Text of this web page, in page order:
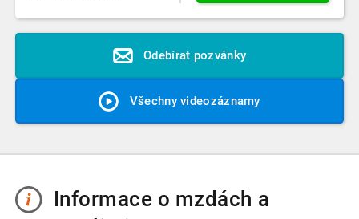
Odebírat pozvánky
Všechny videozáznamy
Informace o mzdách a